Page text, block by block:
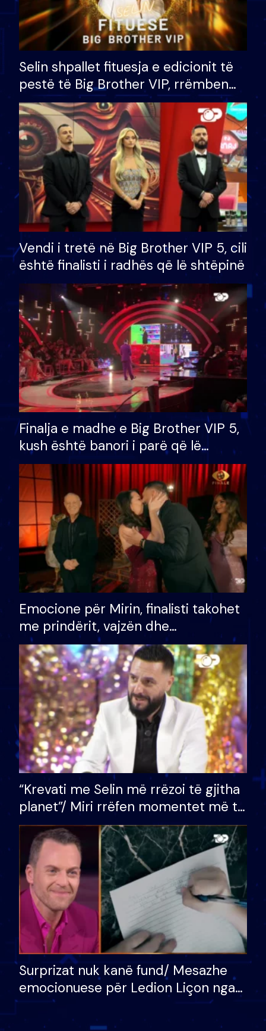
Selin shpallet fituesja e edicionit të
pestë të Big Brother VIP, rrëmben
çmimin e madh prej 100 mijë eurosh
Vendi i tretë në Big Brother VIP 5, cili
është finalisti i radhës që lë shtëpinë
Finalja e madhe e Big Brother VIP 5,
kush është banori i parë që lë
shtëpinë dhe humb mundësinë për
të fituar çmimin e madh
Emocione për Mirin, finalisti takohet
me prindërit, vajzën dhe
bashkëshorten: S’kemi ndonjë letër
divorci apo jo?
“Krevati me Selin më rrëzoi të gjitha
planet”/ Miri rrëfen momentet më të
bukura në shtëpinë e BB VIP: Do më
mungojë zilja e mëngjesit kur…
Surprizat nuk kanë fund/ Mesazhe
emocionuese për Ledion Liçon nga
nëna dhe fëmijët e tij, moderatori
nuk i mban dot lotët: Nuk meritoj…